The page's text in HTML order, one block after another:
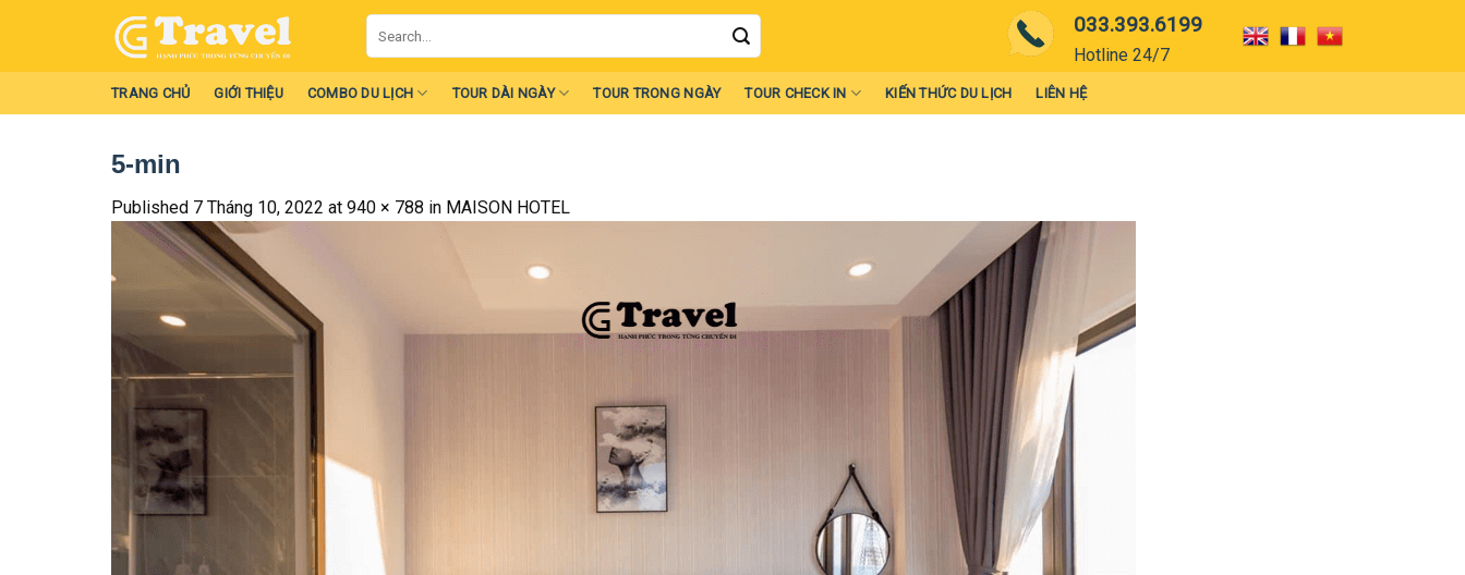
content
Search
for:
033.393.6199
Hotline 24/7
TRANG CHỦ GIỚI THIỆU COMBO DU LỊCH TOUR DÀI NGÀY TOUR TRONG NGÀY TOUR CHECK IN KIẾN THỨC DU LỊCH LIÊN HỆ
5-min
Published 7 Tháng 10, 2022 at 940 × 788 in MAISON HOTEL